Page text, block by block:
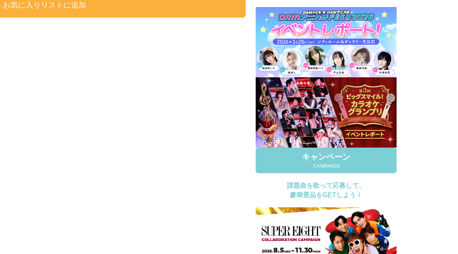
自宅でカラオケ歌い放題！
家族や友達と一緒に！練習にも！
お気に入りリストに追加
キャンペーン
CAMPAIGN
課題曲を歌って応募して、
豪華景品をGETしよう！